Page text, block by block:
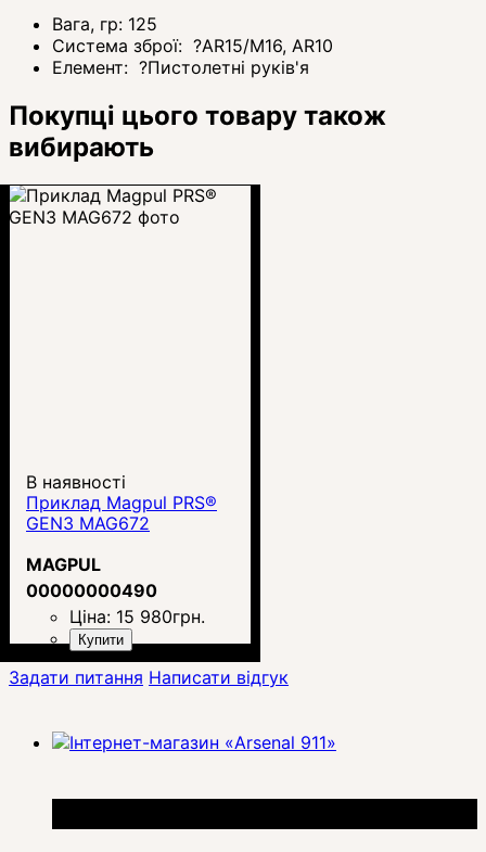
Вага, гр: 125
Система зброї: ?AR15/M16, AR10
Елемент: ?Пистолетні руків'я
Покупці цього товару також
вибирають
В наявності
Приклад Magpul PRS®
GEN3 MAG672
MAGPUL
00000000490
Ціна: 15 980грн.
Купити
Задати питання Написати відгук